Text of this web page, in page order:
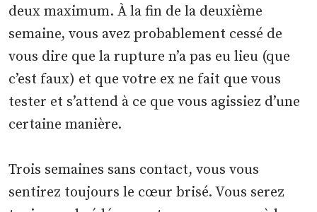
deux maximum. À la fin de la deuxième
semaine, vous avez probablement cessé de
vous dire que la rupture n’a pas eu lieu (que
c’est faux) et que votre ex ne fait que vous
tester et s’attend à ce que vous agissiez d’une
certaine manière.
Trois semaines sans contact, vous vous
sentirez toujours le cœur brisé. Vous serez